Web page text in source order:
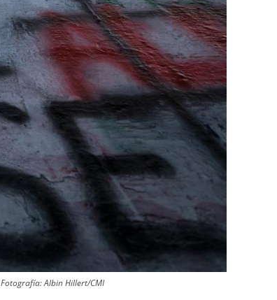
Fotografía:Albin Hillert/CMI